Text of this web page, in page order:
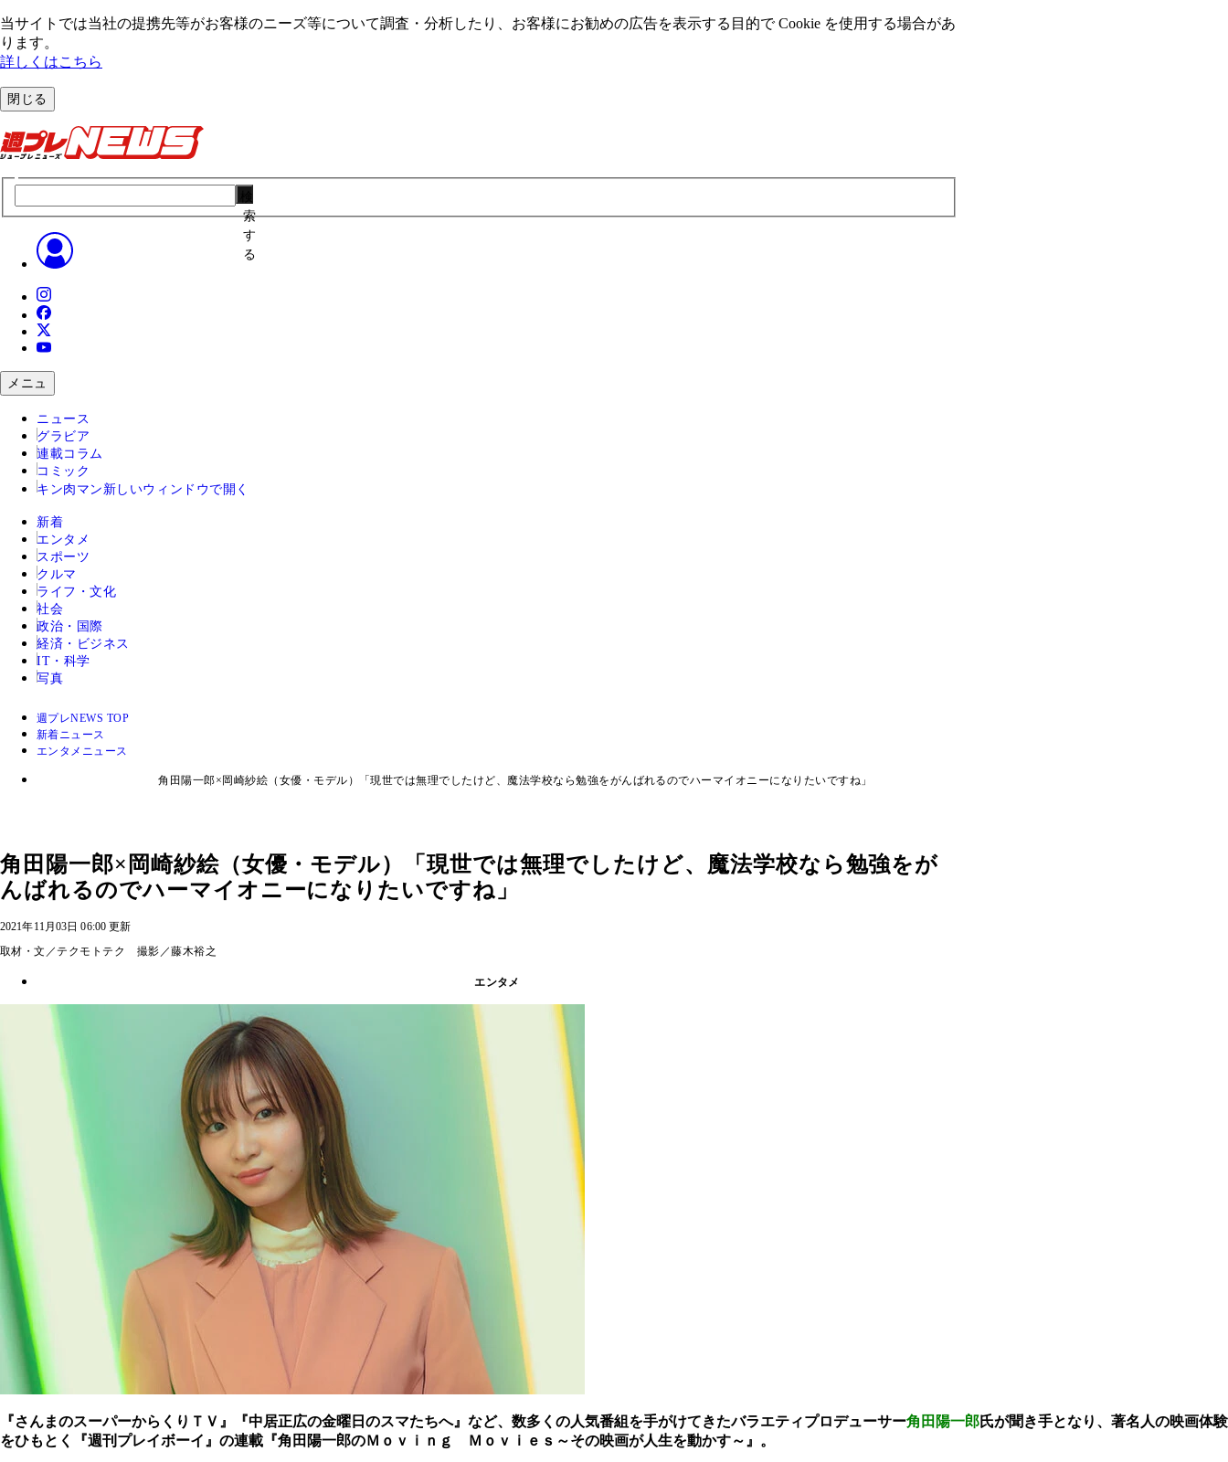
当サイトでは当社の提携先等がお客様のニーズ等について調査・分析したり、お客様にお勧めの広告を表⽰する⽬的で Cookie を使⽤する場合があ
ります。
詳しくはこちら
閉じる
索
す
る
メニュ
ニュース
グラビア
連載コラム
コミック
キン肉マン 新しいウィンドウで開く
新着
エンタメ
スポーツ
クルマ
ライフ・文化
社会
政治・国際
経済・ビジネス
IT・科学
写真
週プレNEWS TOP
新着ニュース
エンタメニュース
角田陽一郎×岡崎紗絵（女優・モデル）「現世では無理でしたけど、魔法学校なら勉強をがんばれるのでハーマイオニーになりたいですね」
角田陽一郎×岡崎紗絵（女優・モデル）「現世では無理でしたけど、魔法学校なら勉強をが
んばれるのでハーマイオニーになりたいですね」
2021年11月03日 06:00 更新
取材・文／テクモトテク 撮影／藤木裕之
エンタメ
『さんまのスーパーからくりＴＶ』『中居正広の金曜日のスマたちへ』など、数多くの人気番組を手がけてきたバラエティプロデューサー角田陽一郎氏が聞き手となり、著名人の映画体験
をひもとく
『週刊プレイボーイ』の連載『角田陽一郎のＭｏｖｉｎｇ Ｍｏｖｉｅｓ～その映画が人生を動かす～』。